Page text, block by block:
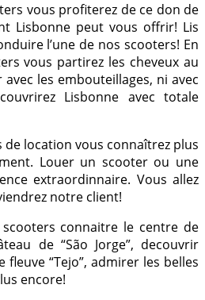
vous profiterez de ce don de
Lisbonne peut vous offrir! Lis
l’une de nos scooters! En
vous partirez les cheveux au
les embouteillages, ni avec
Lisbonne avec totale
de location vous connaîtrez plus
Louer un scooter ou une
extraordinnaire. Vous allez
notre client!
connaitre le centre de
de “São Jorge”, decouvrir
fleuve “Tejo”, admirer les belles
encore!